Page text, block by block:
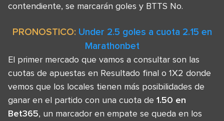
contendiente, se marcarán goles y BTTS No.
PRONOSTICO: Under 2.5 goles a cuota 2.15 en
Marathonbet
El primer mercado que vamos a consultar son las
cuotas de apuestas en Resultado final o 1X2 donde
vemos que los locales tienen más posibilidades de
ganar en el partido con una cuota de 1.50 en
Bet365, un marcador en empate se queda en los